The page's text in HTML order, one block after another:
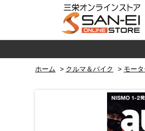
ホーム > クルマ＆バイク > モー